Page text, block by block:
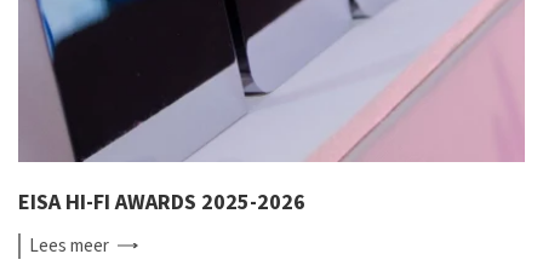
EISA HI-FI AWARDS 2025-2026
Leesmeer